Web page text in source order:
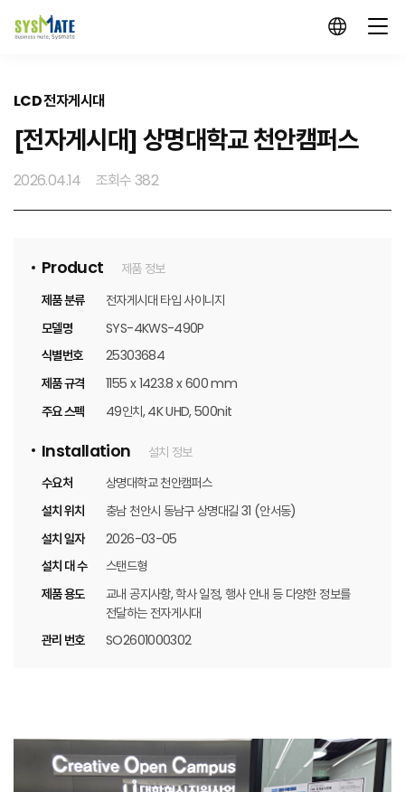
LCD 전자게시대
[전자게시대] 상명대학교 천안캠퍼스
2026.04.14 조회수 382
Product
제품 정보
제품 분류
전자게시대 타입 사이니지
모델명
SYS-4KWS-490P
식별번호
25303684
제품 규격
1155 x 1423.8 x 600 mm
주요 스펙
49인치, 4K UHD, 500nit
Installation
설치 정보
수요처
상명대학교 천안캠퍼스
설치 위치
충남 천안시 동남구 상명대길 31 (안서동)
설치 일자
2026-03-05
설치 대 수
스탠드형
제품 용도
교내 공지사항, 학사 일정, 행사 안내 등 다양한 정보를
전달하는 전자게시대
관리 번호
SO2601000302